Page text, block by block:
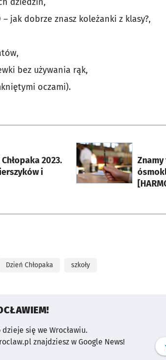
jak dobrze znasz koleżanki z klasy?,
bez używania rąk,
oczami).
2023.
i
otworzy się w nowej
Dzień Chłopaka szkoły
się we Wrocławiu.
znajdziesz w Google News!